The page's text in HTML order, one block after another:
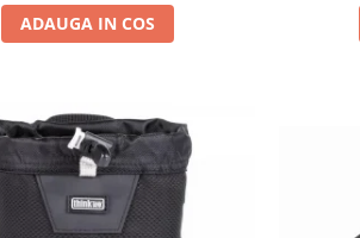
ADAUGA IN COS